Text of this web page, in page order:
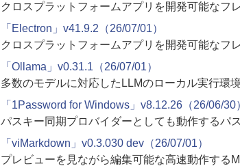
クロスプラットフォームアプリを開発可能なフ
「Electron」v41.9.2（26/07/01）
クロスプラットフォームアプリを開発可能なフ
「Ollama」v0.31.1（26/07/01）
多数のモデルに対応したLLMのローカル実行環境
「1Password for Windows」v8.12.26（26/06/30
パスキー同期プロバイダーとしても動作するパ
「viMarkdown」v0.3.030 dev（26/07/01）
プレビューを見ながら編集可能な高速動作する